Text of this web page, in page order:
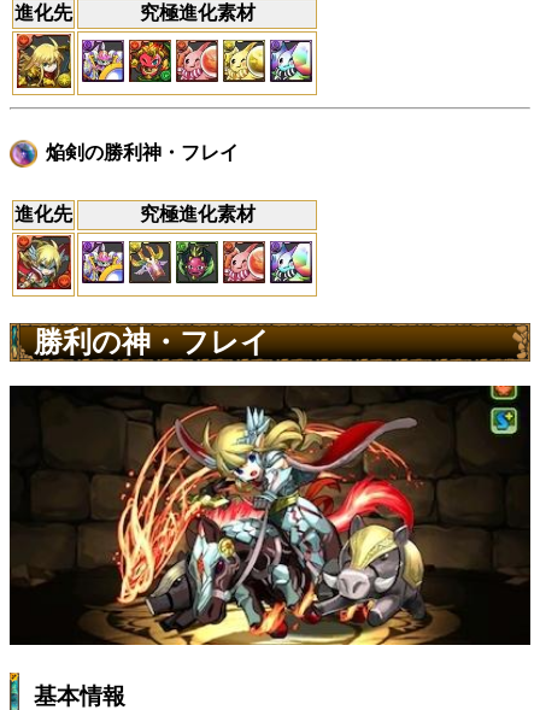
進化先 究極進化素材
焔剣の勝利神・フレイ
進化先 究極進化素材
勝利の神・フレイ
基本情報